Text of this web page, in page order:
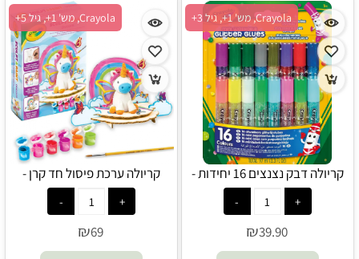
Crayola, מש' 1+, גיל 3+
קריולה דבק נצנצים 16 יחידות -
Crayola
₪39.90
Crayola, מש' 1+, גיל 5+
קריולה ערכת פיסול חד קרן -
Crayola
₪69